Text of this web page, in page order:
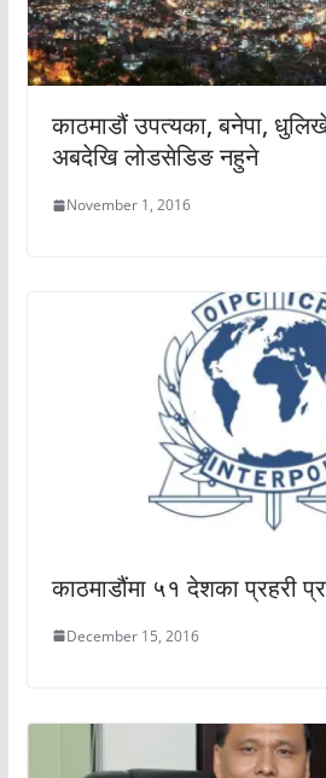
काठमाडौं उपत्यका, बनेपा,
अबदेखि लोडसेडिङ नहुने
November 1, 2016
काठमाडौंमा ५१ देशका प्रहरी
December 15, 2016